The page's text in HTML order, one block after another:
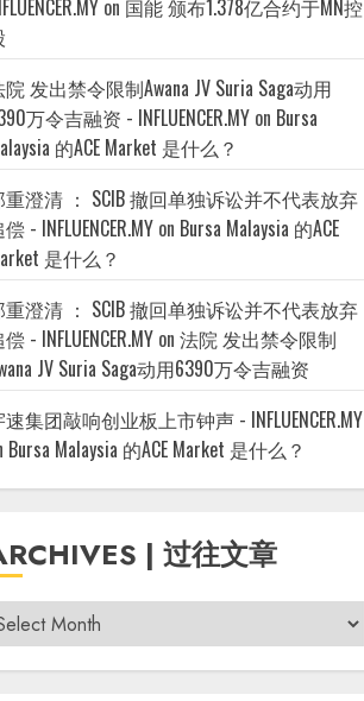
on 国能 颁布1.378亿合约于MN控
发出禁令限制Awana JV Suria Saga动用
万令吉融资 - INFLUENCER.MY on Bursa
的ACE Market 是什么？
重澄清 ： SCIB 撤回单独诉讼并不代表放弃
- INFLUENCER.MY on Bursa Malaysia 的ACE
是什么？
重澄清 ： SCIB 撤回单独诉讼并不代表放弃
- INFLUENCER.MY on法院 发出禁令限制
JV Suria Saga动用6390万令吉融资
集团敲响创业板上市钟声 - INFLUENCER.MY
Bursa Malaysia 的ACE Market 是什么？
| 过往文章